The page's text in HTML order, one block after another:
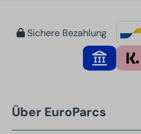
Sichere Bezahlung
Über EuroParcs